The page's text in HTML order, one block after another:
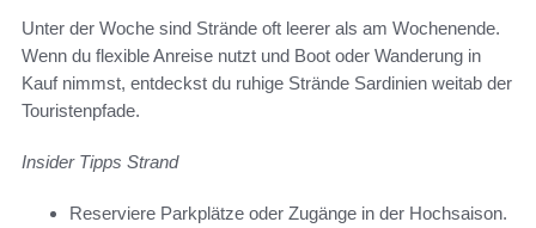
Unter der Woche sind Strände oft leerer als am Wochenende.
Wenn du flexible Anreise nutzt und Boot oder Wanderung in
Kauf nimmst, entdeckst du ruhige Strände Sardinien weitab der
Touristenpfade.
Insider Tipps Strand
Reserviere Parkplätze oder Zugänge in der Hochsaison.